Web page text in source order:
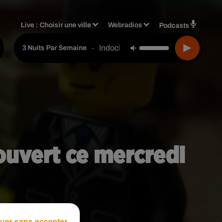
Live :Choisir une ville Webradios Podcasts
3 Nuits Par Semaine - Indochine
ce mercredi